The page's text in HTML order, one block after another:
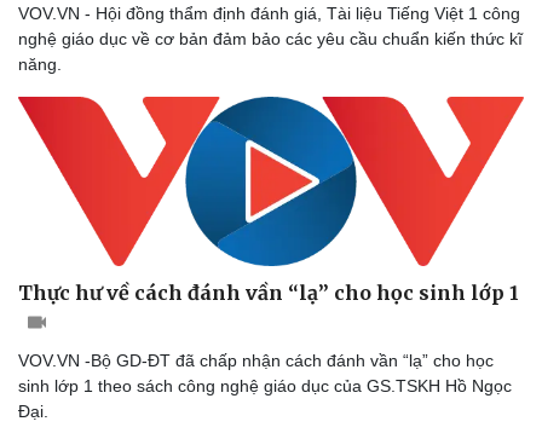
Văn học
Âm nhạc
Di sản
Thời trang
Sao Việt
VOV.VN - Hội đồng thẩm định đánh giá, Tài liệu Tiếng Việt 1 công
nghệ giáo dục về cơ bản đảm bảo các yêu cầu chuẩn kiến thức kĩ
năng.
Thực hư về cách đánh vần “lạ” cho học sinh lớp 1
VOV.VN -Bộ GD-ĐT đã chấp nhận cách đánh vần “lạ” cho học
sinh lớp 1 theo sách công nghệ giáo dục của GS.TSKH Hồ Ngọc
Đại.